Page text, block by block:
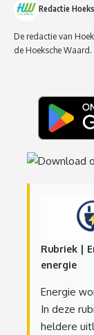
Redactie
De redactie van
de Hoeksche Waard.
Rubriek |
energie
Energie
In deze
heldere